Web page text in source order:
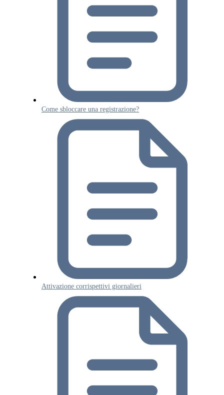
Come sbloccare una registrazione?
Attivazione corrispettivi giornalieri